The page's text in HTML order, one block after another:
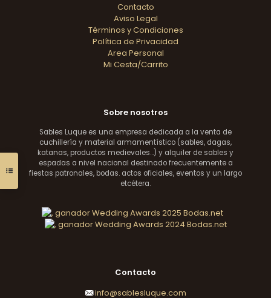
Contacto
Aviso Legal
Términos y Condiciones
Política de Privacidad
Area Personal
Mi Cesta/Carrito
Sobre nosotros
Sables Luque es una empresa dedicada a la venta de
cuchillería y material armamentístico (sables, dagas,
katanas, productos medievales...) y alquiler de sables y
espadas a nivel nacional destinado frecuentemente a
fiestas patronales, bodas. actos oficiales, eventos y un largo
etcétera.
Contacto
info@sablesluque.com